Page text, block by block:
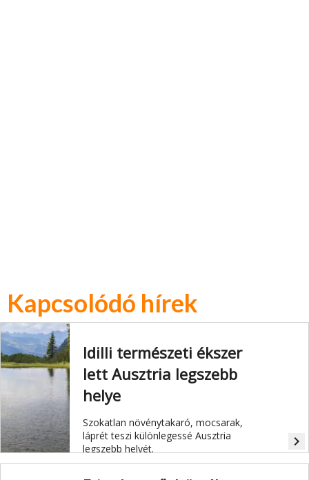
Kapcsolódó hírek
Idilli természeti ékszer
lett Ausztria legszebb
helye
Szokatlan növénytakaró, mocsarak,
láprét teszi különlegessé Ausztria
legszebb helyét.
navigate_next